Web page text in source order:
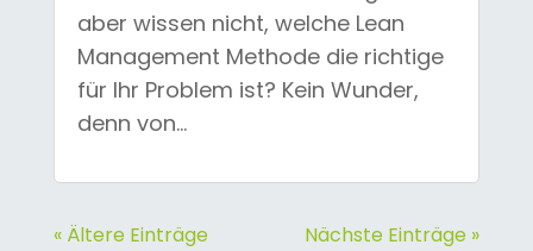
aber wissen nicht, welche Lean
Management Methode die richtige
für Ihr Problem ist? Kein Wunder,
denn von...
« Ältere Einträge Nächste Einträge »